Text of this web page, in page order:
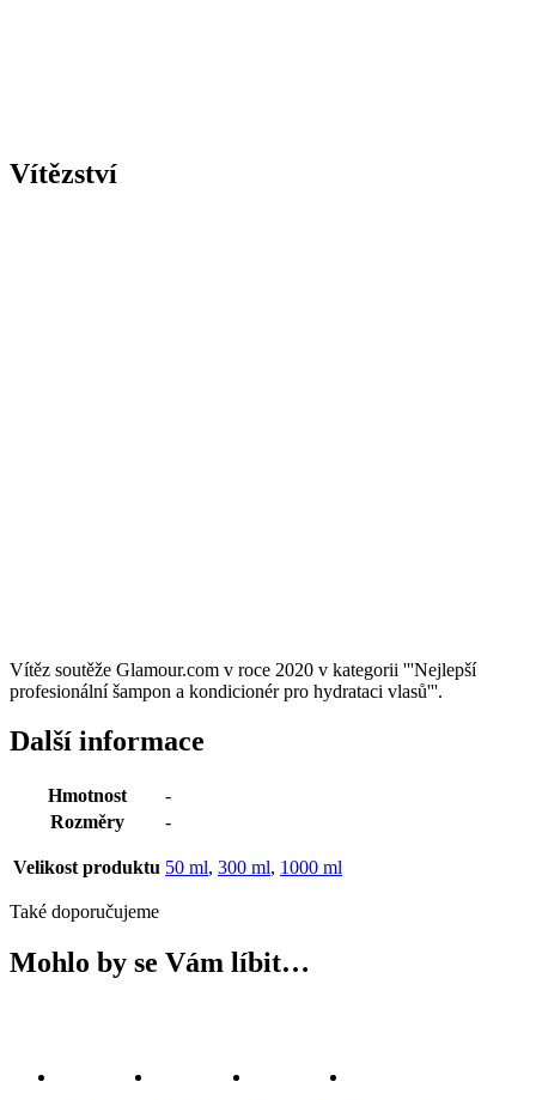
Vítězství
Vítěz soutěže Glamour.com v roce 2020 v kategorii '''Nejlepší
profesionální šampon a kondicionér pro hydrataci vlasů'''.
Další informace
Hmotnost
-
Rozměry
-
Velikost produktu 50 ml, 300 ml, 1000 ml
Také doporučujeme
Mohlo by se Vám líbit…